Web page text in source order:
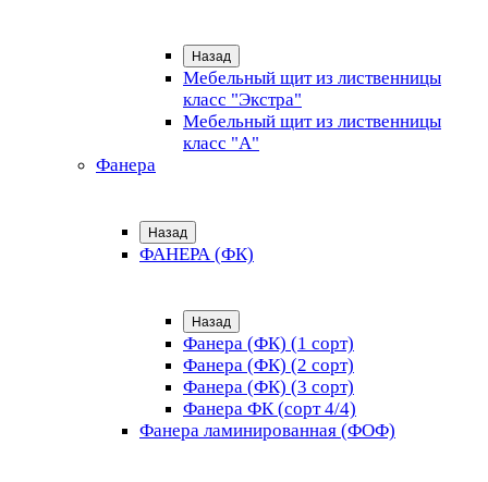
Назад
Мебельный щит из лиственницы
класс "Экстра"
Мебельный щит из лиственницы
класс "А"
Фанера
Назад
ФАНЕРА (ФК)
Назад
Фанера (ФК) (1 сорт)
Фанера (ФК) (2 сорт)
Фанера (ФК) (3 сорт)
Фанера ФК (сорт 4/4)
Фанера ламинированная (ФОФ)